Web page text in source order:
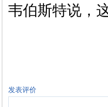
韦伯斯特说，
发表评价